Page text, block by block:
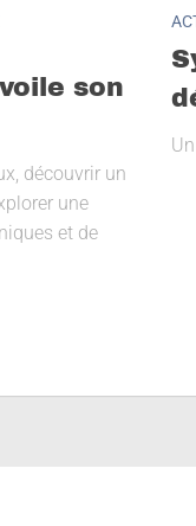
son
découvrir un
une
et de